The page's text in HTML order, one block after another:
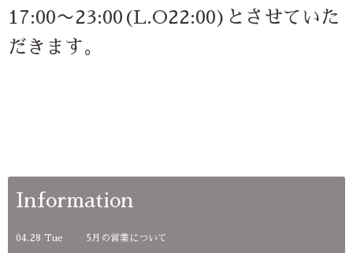
17:00〜23:00(L.O22:00) とさせていた
だきます。
Information
04.28 Tue 5月の営業について